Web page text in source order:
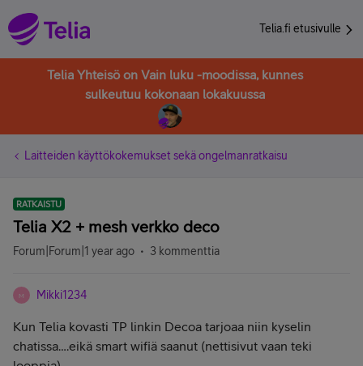
Telia.fi etusivulle
Telia Yhteisö on Vain luku -moodissa, kunnes
sulkeutuu kokonaan lokakuussa
Laitteiden käyttökokemukset sekä ongelmanratkaisu
RATKAISTU
Telia X2 + mesh verkko deco
Forum|Forum|1 year ago 3 kommenttia
M Mikki1234
Kun Telia kovasti TP linkin Decoa tarjoaa niin kyselin
chatissa….eikä smart wifiä saanut (nettisivut vaan teki